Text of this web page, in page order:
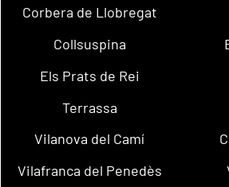
Corbera de Llobregat
Collsuspina
Els Prats de Rei
Terrassa
Vilanova del Camí
Vilafranca del Penedès